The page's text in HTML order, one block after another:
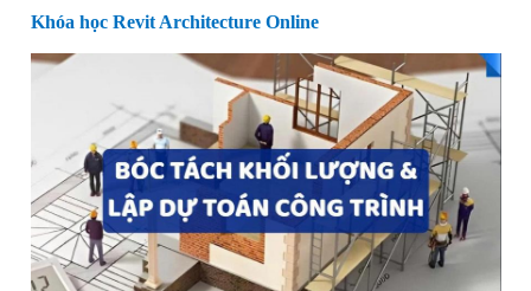
Khóa học Revit Architecture Online